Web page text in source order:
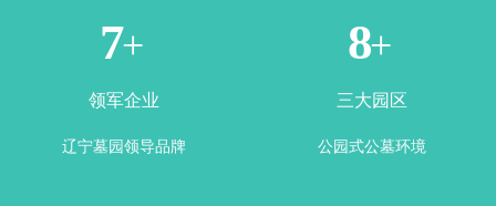
1+
领军企业
辽宁墓园领导品牌
3+
三大园区
公园式公墓环境